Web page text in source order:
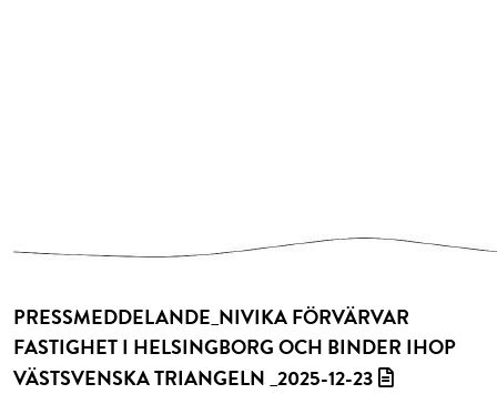
PRESSMEDDELANDE_NIVIKA FÖRVÄRVAR
FASTIGHET I HELSINGBORG OCH BINDER IHOP
VÄSTSVENSKA TRIANGELN _2025-12-23